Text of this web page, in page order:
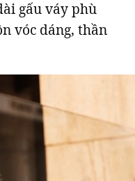
gấu váy phù
vóc dáng, thần